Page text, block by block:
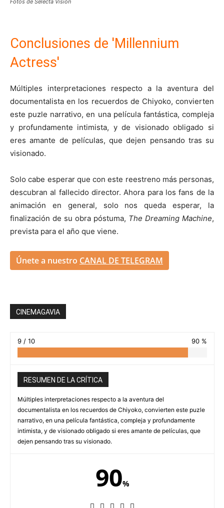
Fotos de Selecta Visión
Conclusiones de 'Millennium
Actress'
Múltiples interpretaciones respecto a la aventura del
documentalista en los recuerdos de Chiyoko, convierten
este puzle narrativo, en una película fantástica, compleja
y profundamente intimista, y de visionado obligado si
eres amante de películas, que dejen pensando tras su
visionado.
Solo cabe esperar que con este reestreno más personas,
descubran al fallecido director. Ahora para los fans de la
animación en general, solo nos queda esperar, la
finalización de su obra póstuma, The Dreaming Machine,
prevista para el año que viene.
Únete a nuestro CANAL DE TELEGRAM
CINEMAGAVIA
9 / 10 90 %
RESUMEN DE LA CRÍTICA
Múltiples interpretaciones respecto a la aventura del
documentalista en los recuerdos de Chiyoko, convierten este puzle
narrativo, en una película fantástica, compleja y profundamente
intimista, y de visionado obligado si eres amante de películas, que
dejen pensando tras su visionado.
90%